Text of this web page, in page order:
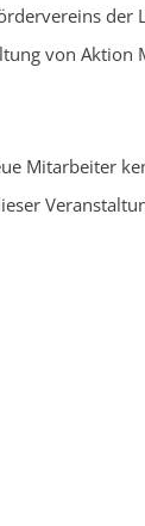
der
von Aktion
Mitarbeiter